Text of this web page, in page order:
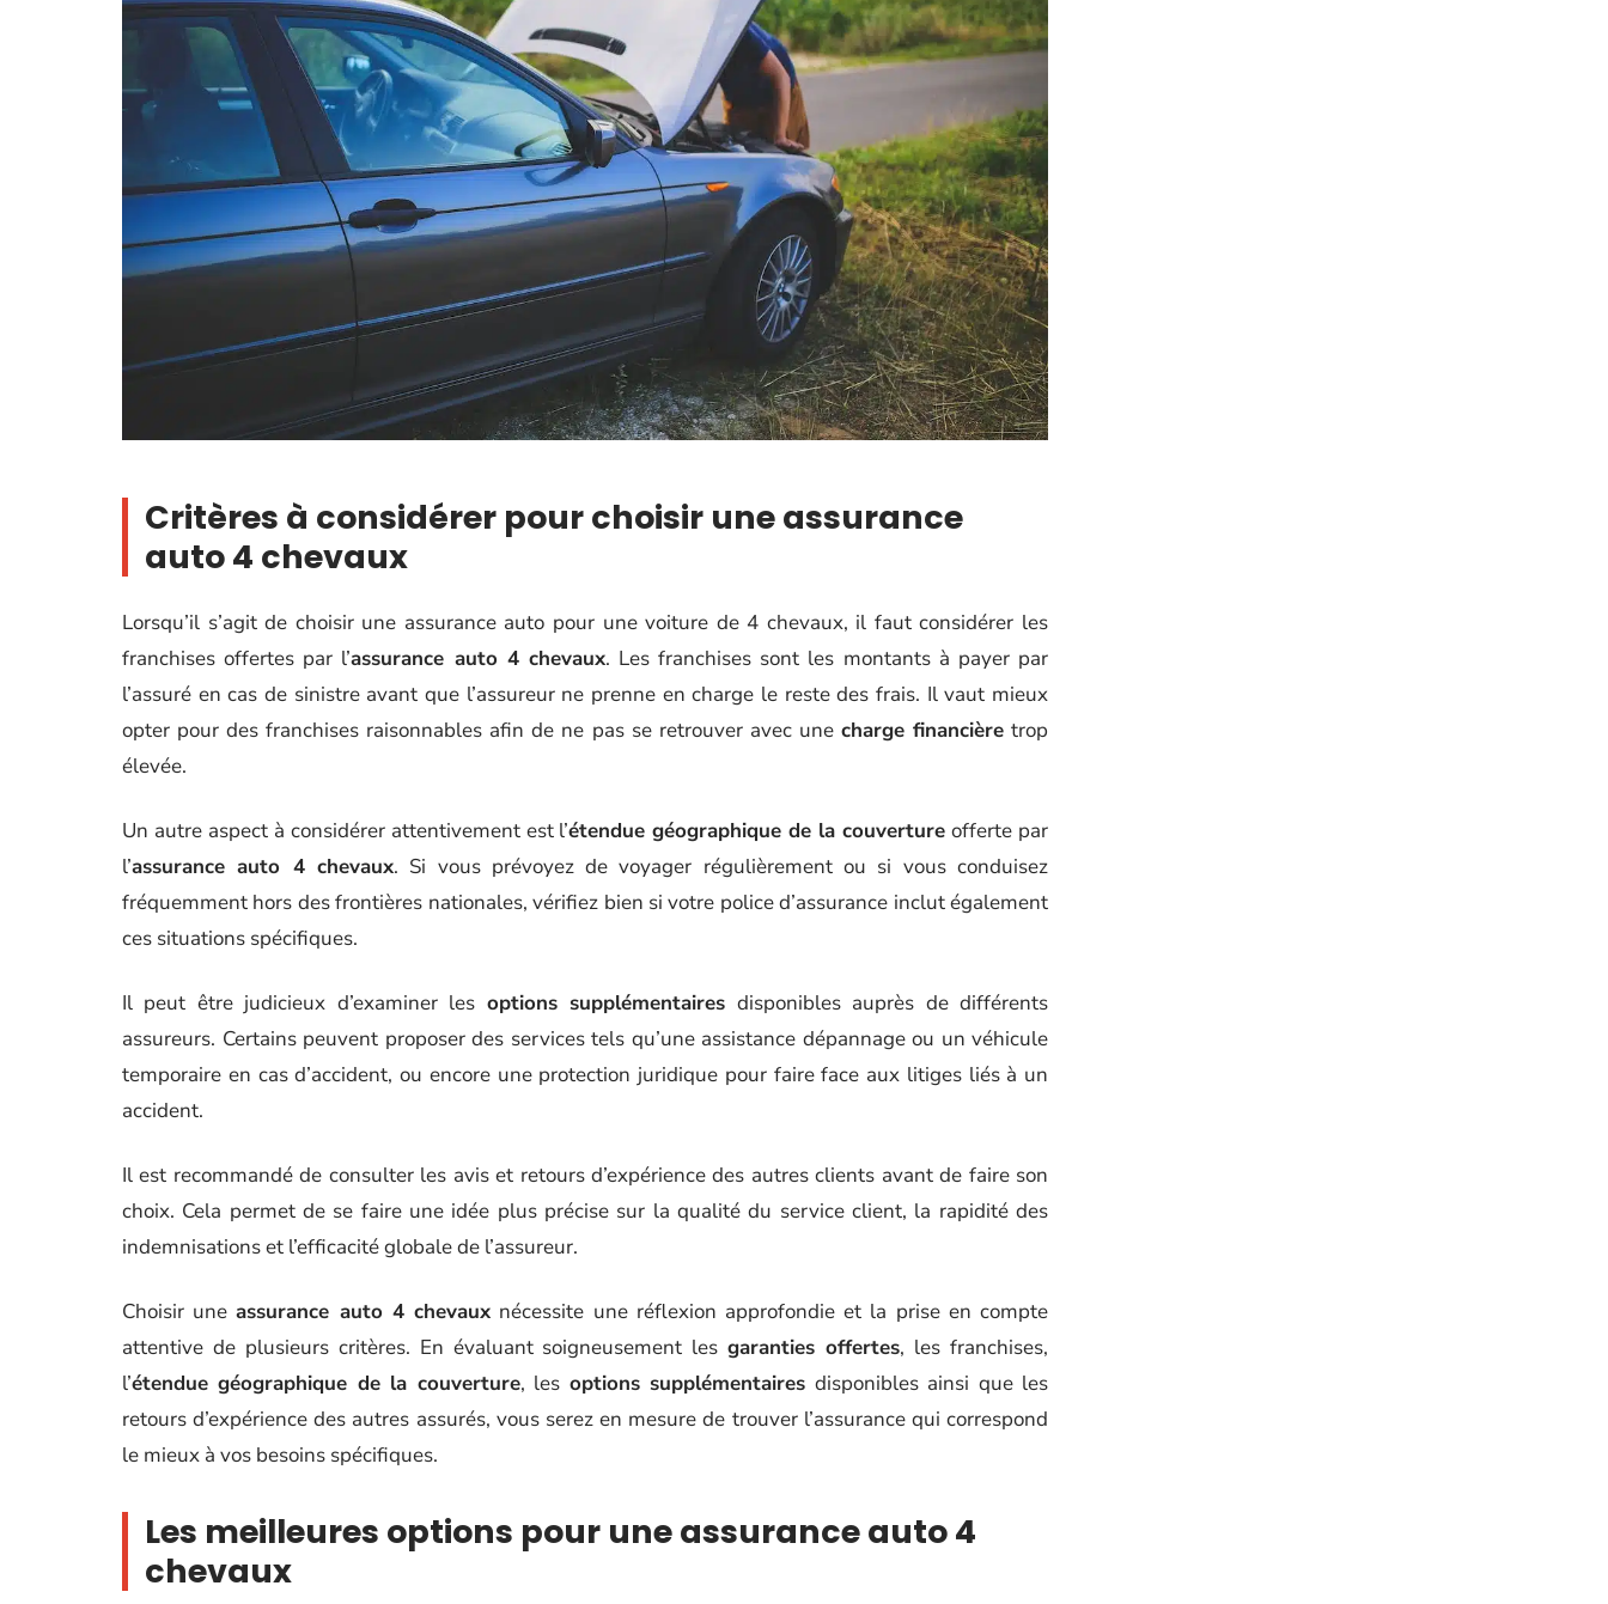
Critères à considérer pour choisir une assurance
auto 4 chevaux
Lorsqu’il s’agit de choisir une assurance auto pour une voiture de 4 chevaux, il faut considérer les
franchises offertes par l’assurance auto 4 chevaux. Les franchises sont les montants à payer par
l’assuré en cas de sinistre avant que l’assureur ne prenne en charge le reste des frais. Il vaut mieux
opter pour des franchises raisonnables afin de ne pas se retrouver avec une charge financièretrop
élevée.
Un autre aspect à considérer attentivement est l’étendue géographique de la couverture offerte par
l’assurance auto 4 chevaux. Si vous prévoyez de voyager régulièrement ou si vous conduisez
fréquemment hors des frontières nationales, vérifiez bien si votre police d’assurance inclut également
ces situations spécifiques.
Il peut être judicieux d’examiner les options supplémentaires disponibles auprès de différents
assureurs. Certains peuvent proposer des services tels qu’une assistance dépannage ou un véhicule
temporaire en cas d’accident, ou encore une protection juridique pour faire face aux litiges liés à un
accident.
Il est recommandé de consulter les avis et retours d’expérience des autres clients avant de faire son
choix. Cela permet de se faire une idée plus précise sur la qualité du service client, la rapidité des
indemnisations et l’efficacité globale de l’assureur.
Choisir uneassurance auto 4 chevaux nécessite une réflexion approfondie et la prise en compte
attentive de plusieurs critères. En évaluant soigneusement lesgaranties offertes, les franchises,
l’étendue géographique de la couverture, les options supplémentaires disponibles ainsi que les
retours d’expérience des autres assurés, vous serez en mesure de trouver l’assurance qui correspond
le mieux à vos besoins spécifiques.
Les meilleures options pour une assurance auto 4
chevaux